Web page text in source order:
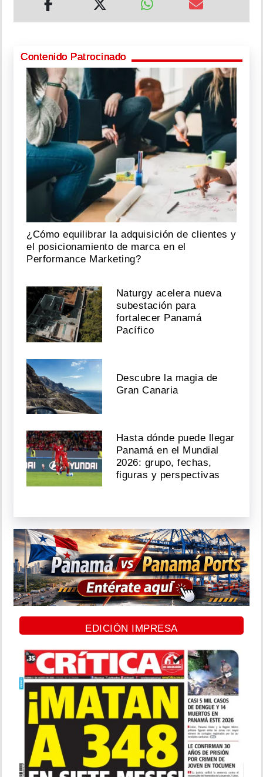
Contenido Patrocinado
¿Cómo equilibrar la adquisición de clientes y
el posicionamiento de marca en el
Performance Marketing?
Naturgy acelera nueva
subestación para
fortalecer Panamá
Pacífico
Descubre la magia de
Gran Canaria
Hasta dónde puede llegar
Panamá en el Mundial
2026: grupo, fechas,
figuras y perspectivas
EDICIÓN IMPRESA